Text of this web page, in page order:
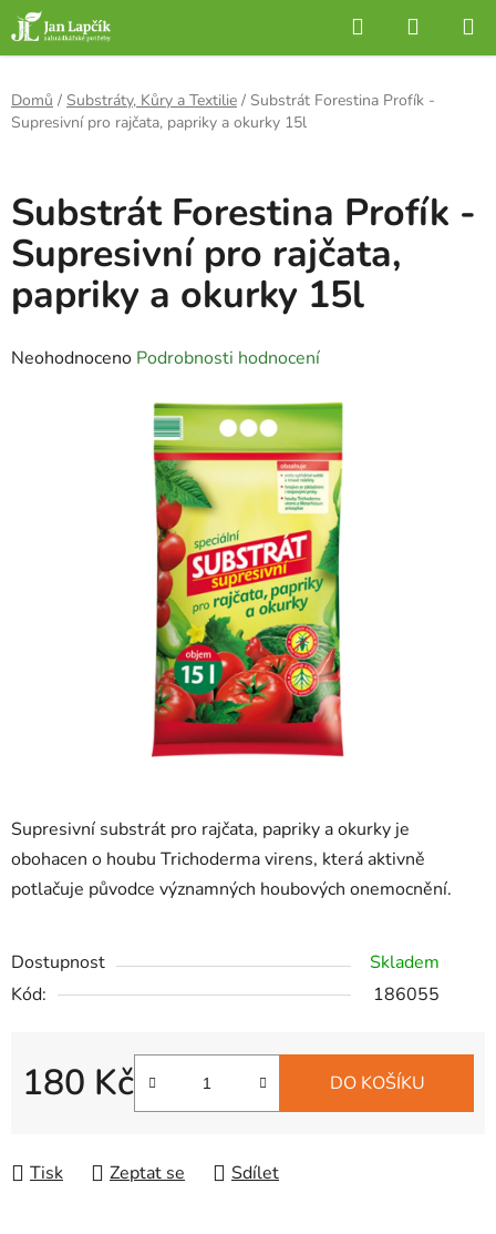
Přejít
na
obsah
Hledat
KOŠÍK
Domů / Substráty, Kůry a Textilie / Substrát Forestina Profík -
Supresivní pro rajčata, papriky a okurky 15l
Supresivní substrát pro rajčata, papriky a okurky je
obohacen o houbu Trichoderma virens, která aktivně
potlačuje původce významných houbových onemocnění.
Dostupnost
Skladem
Kód:
186055
180 Kč DO KOŠÍKU
Tisk Zeptat se Sdílet
Substrát Forestina Profík -
Supresivní pro rajčata,
papriky a okurky 15l
Průměrné
Neohodnoceno Podrobnosti hodnocení